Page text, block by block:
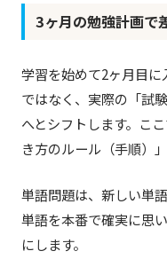
3ヶ月の勉強計画で
学習を始めて2ヶ月目
ではなく、実際の「試
へとシフトします。こ
き方のルール（手順）
単語問題は、新しい単
単語を本番で確実に思
にします。